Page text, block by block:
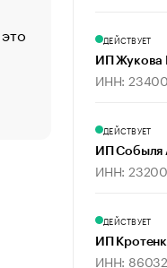
Стресс
Что обвинения
ДЕЙСТВУЕТ
ИП Жукова
ИНН:
ДЕЙСТВУЕТ
ИП Собыля
ИНН:
ДЕЙСТВУЕТ
ИП
ИНН: